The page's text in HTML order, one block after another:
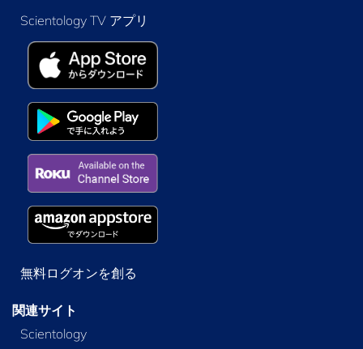
Scientology TV アプリ
無料ログオンを創る
関連サイト
Scientology